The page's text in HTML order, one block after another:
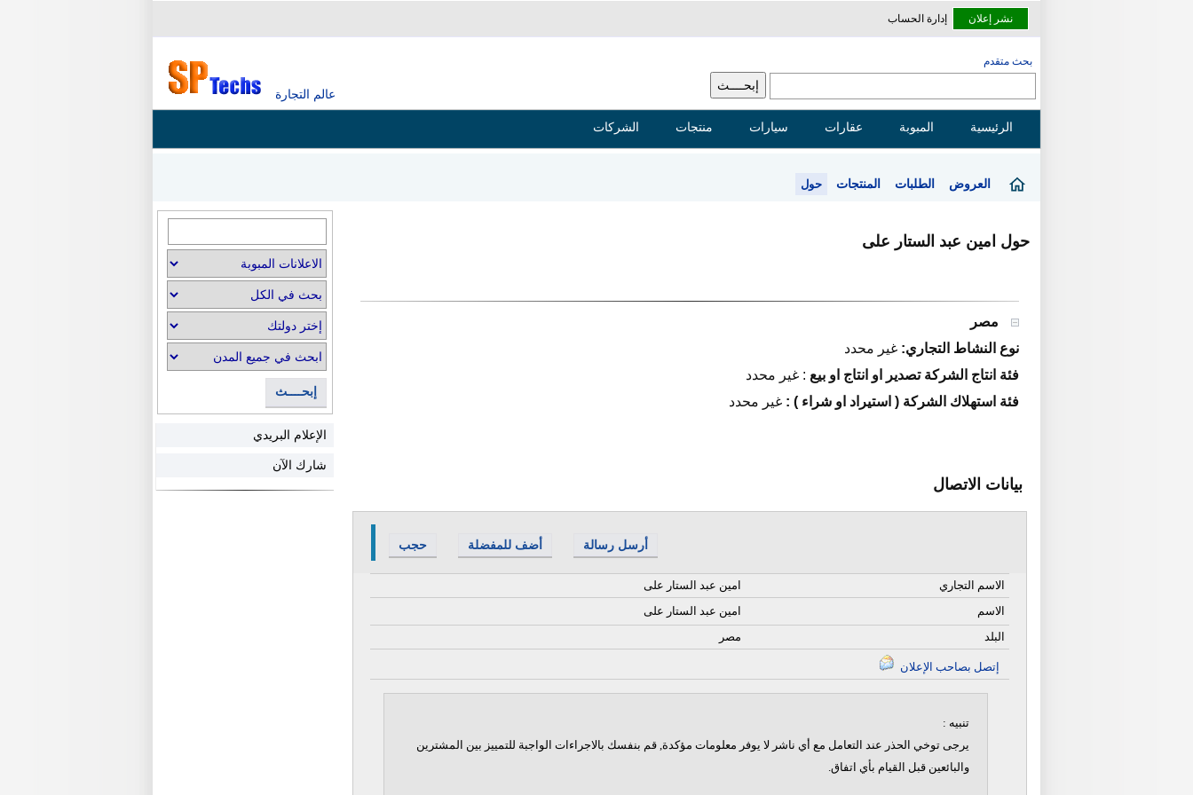
نشر إعلان إدارة الحساب
عالم التجارة
بحث متقدم
الرئيسية المبوبة عقارات سيارات منتجات الشركات
العروض الطلبات المنتجات حول
حول امين عبد الستار على
مصر
نوع النشاط التجاري: غير محدد
فئة انتاج الشركة تصدير او انتاج او بيع : غير محدد
فئة استهلاك الشركة ( استيراد او شراء ) : غير محدد
بيانات الاتصال
حجب أضف للمفضلة أرسل رسالة
امين عبد الستار على
الاسم التجاري
امين عبد الستار على
الاسم
مصر
البلد
تنبيه :
يرجى توخي الحذر عند التعامل مع أي ناشر لا يوفر معلومات مؤكدة, قم بنفسك بالاجراءات الواجبة للتمييز بين المشترين
والبائعين قبل القيام بأي اتفاق.
إبحــــث
الإعلام البريدي
شارك الآن